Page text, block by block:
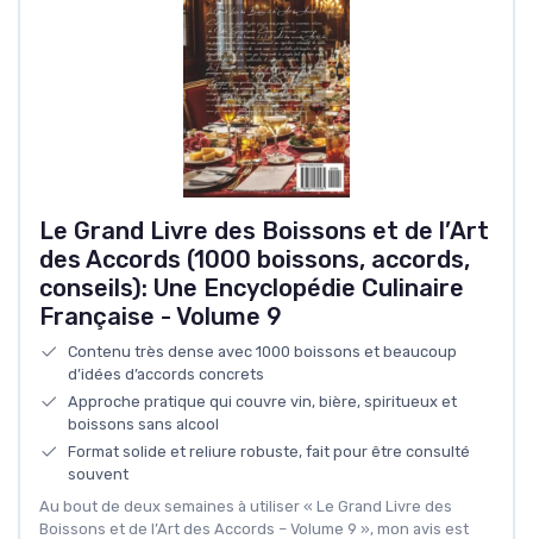
Le Grand Livre des Boissons et de l’Art
des Accords (1000 boissons, accords,
conseils): Une Encyclopédie Culinaire
Française - Volume 9
Contenu très dense avec 1000 boissons et beaucoup
d’idées d’accords concrets
Approche pratique qui couvre vin, bière, spiritueux et
boissons sans alcool
Format solide et reliure robuste, fait pour être consulté
souvent
Au bout de deux semaines à utiliser « Le Grand Livre des
Boissons et de l’Art des Accords – Volume 9 », mon avis est